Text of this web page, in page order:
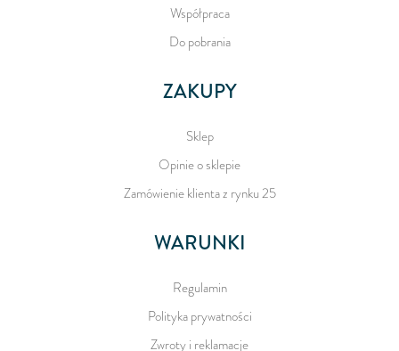
Współpraca
Do pobrania
ZAKUPY
Sklep
Opinie o sklepie
Zamówienie klienta z rynku 25
WARUNKI
Regulamin
Polityka prywatności
Zwroty i reklamacje